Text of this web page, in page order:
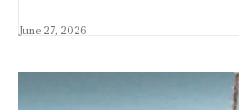
June 27, 2026